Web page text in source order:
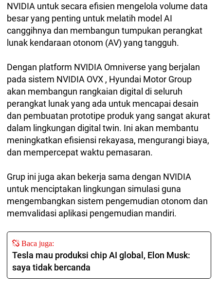
NVIDIA untuk secara efisien mengelola volume data
besar yang penting untuk melatih model AI
canggihnya dan membangun tumpukan perangkat
lunak kendaraan otonom (AV) yang tangguh.
Dengan platform NVIDIA Omniverse yang berjalan
pada sistem NVIDIA OVX , Hyundai Motor Group
akan membangun rangkaian digital di seluruh
perangkat lunak yang ada untuk mencapai desain
dan pembuatan prototipe produk yang sangat akurat
dalam lingkungan digital twin. Ini akan membantu
meningkatkan efisiensi rekayasa, mengurangi biaya,
dan mempercepat waktu pemasaran.
Grup ini juga akan bekerja sama dengan NVIDIA
untuk menciptakan lingkungan simulasi guna
mengembangkan sistem pengemudian otonom dan
memvalidasi aplikasi pengemudian mandiri.
Baca juga:
Tesla mau produksi chip AI global, Elon Musk:
saya tidak bercanda